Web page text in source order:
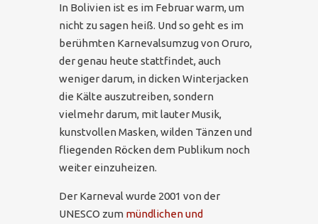
In Bolivien ist es im Februar warm, um
nicht zu sagen heiß. Und so geht es im
berühmten Karnevalsumzug von Oruro,
der genau heute stattfindet, auch
weniger darum, in dicken Winterjacken
die Kälte auszutreiben, sondern
vielmehr darum, mit lauter Musik,
kunstvollen Masken, wilden Tänzen und
fliegenden Röcken dem Publikum noch
weiter einzuheizen.
Der Karneval wurde 2001 von der
UNESCO zum mündlichen und